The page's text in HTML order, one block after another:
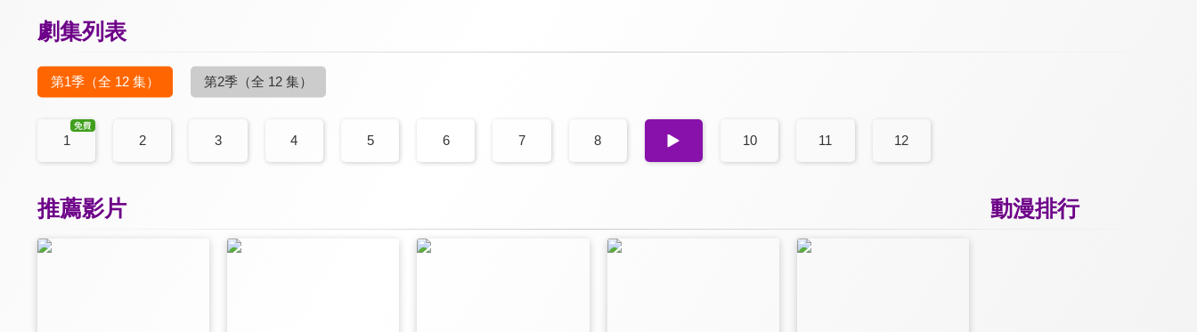
劇集列表
第1季 （全 12 集） 第2季 （全 12 集）
1 2 3 4 5 6 7 8 9 10 11 12
動漫排行
推薦影片